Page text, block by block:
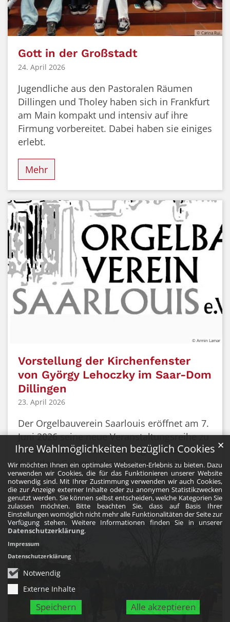
Ihre Wahlmöglichkeiten bezüglich Cookies
Wir möchten Ihnen ein optimales Webseiten-Erlebnis zu bieten. Dazu
verwenden wir Cookies, die für das Funktionieren unserer Website
notwendig sind. Mit Ihrer Zustimmung verwenden wir auch Cookies,
die zur Anzeige externer Inhalte oder zu anonymen Statistikzwecken
genutzt werden. Sie können selbst entscheiden, welche Kategorien Sie
zulassen möchten. Bitte beachten Sie, dass auf Basis Ihrer
Einstellungen womöglich nicht mehr alle Funktionalitäten der Seite zur
Verfügung stehen. Weitere Informationen finden Sie in unserer
Datenschutzerklärung.
Notwendig
Externe Inhalte
Speichern Alle akzeptieren
✕
Impressum
Datenschutzerklärung
© Carina Rui
Gott in der Großstadt
24. April 2026
Jugendliche aus den Pastoralen Räumen
Dillingen und Tholey haben sich in Frankfurt
am Main kompakt und intensiv auf ihre
Firmung vorbereitet. Dabei haben sie einiges
erlebt.
Mehr
© Armin Lamar
Vorstellung der Kirchenfenster
von György Lehoczky im Saar-Dom
Dillingen
23. April 2026
Der Orgelbauverein Saarlouis eröffnet am 7.
Juni 2026 seine neue Veranstaltungsreihe zu
Werken des saarländisch-ungarischen
Künstlers György Lehoczky (1901–1979).
Mehr